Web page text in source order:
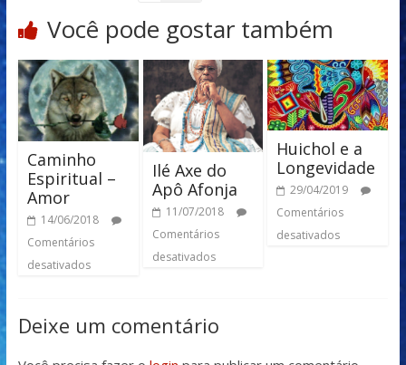
Você pode gostar também
Caminho
Espiritual –
Amor
14/06/2018
Comentários
desativados
Ilé Axe do
Apô Afonja
11/07/2018
Comentários
desativados
Huichol e a
Longevidade
29/04/2019
Comentários
desativados
Deixe um comentário